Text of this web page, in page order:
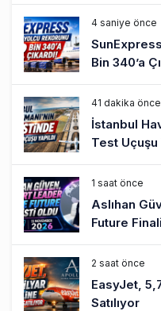
4 saniye önce
Bin 340’a
41 dakika önce
İstanbul
Test Uçuşu
1 saat önce
Aslıhan
Future
2 saat önce
EasyJet,
Satılıyor